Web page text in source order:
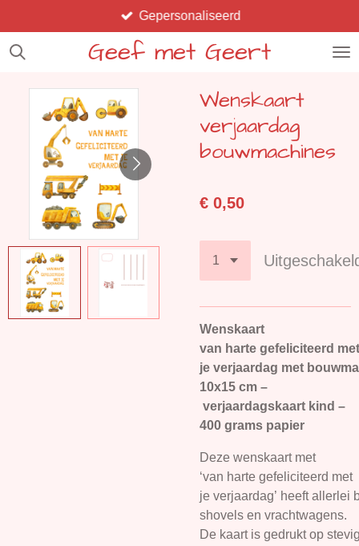
direct
naar
hoofdinhoud
Geef met Geert
Gepersonaliseerd
Wenskaart
verjaardag
bouwmachines
€ 0,50
Wenskaart
van harte gefeliciteerd met
je verjaardag met
10x15 cm –
verjaardagskaart kind –
400 grams papier
Deze wenskaart met
‘van harte gefeliciteerd met
je verjaardag’ heeft allerlei
shovels en vrachtwagens.
De kaart is gedrukt op